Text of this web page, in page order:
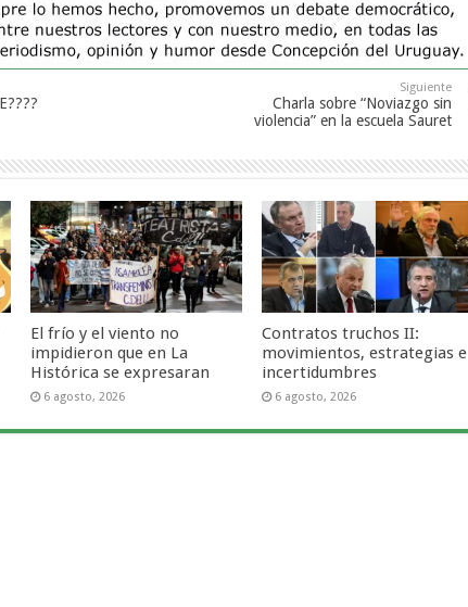
Siguiente
Charla sobre “Noviazgo sin
violencia” en la escuela Sauret
El frío y el viento no
impidieron que en La
Histórica se expresaran
6 agosto, 2026
Contratos truchos II:
movimientos, estrategias e
incertidumbres
6 agosto, 2026